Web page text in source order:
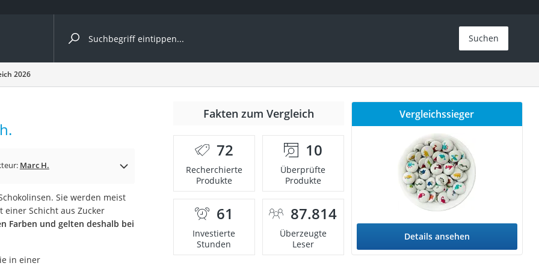
nach Kategorie
Suchen
2026
Marc H.
Sie werden meist
Schicht aus Zucker
Farben und gelten deshalb bei
in einer
Fakten zum Vergleich
72
Recherchierte
Produkte
10
Überprüfte
Produkte
61
Investierte
Stunden
87.814
Überzeugte
Leser
Vergleichssieger
Details ansehen